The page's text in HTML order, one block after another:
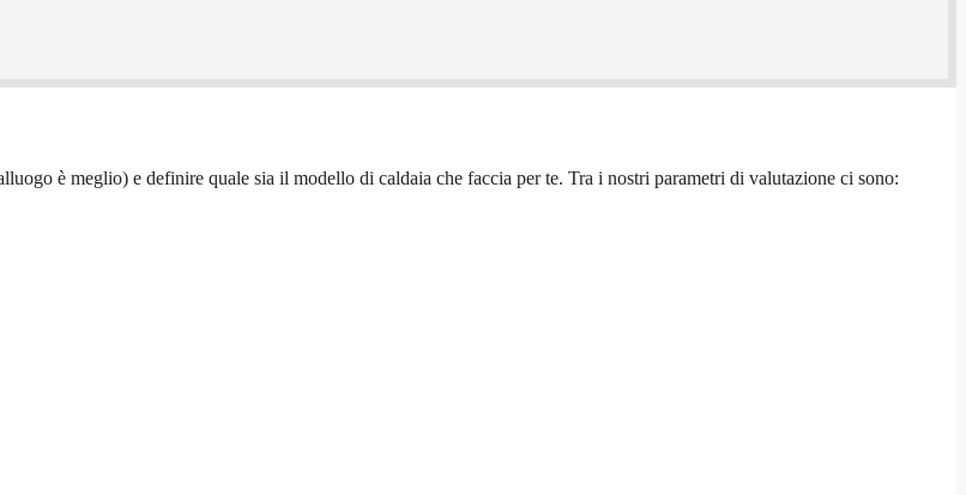
è meglio) e definire quale sia il modello di caldaia che faccia per te. Tra i nostri parametri di valutazione ci sono: